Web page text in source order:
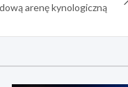
arenę kynologiczną